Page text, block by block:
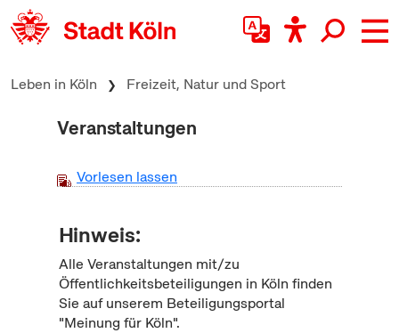
zum Inhalt springen
Leben in Köln Freizeit, Natur und Sport
Veranstaltungen
Vorlesen lassen
Hinweis:
Alle Veranstaltungen mit/zu
Öffentlichkeitsbeteiligungen in Köln finden
Sie auf unserem Beteiligungsportal
"Meinung für Köln".